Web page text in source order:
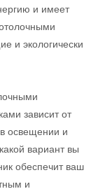
и имеет
и экологически
зависит от
освещении и
вариант вы
обеспечит ваш
и